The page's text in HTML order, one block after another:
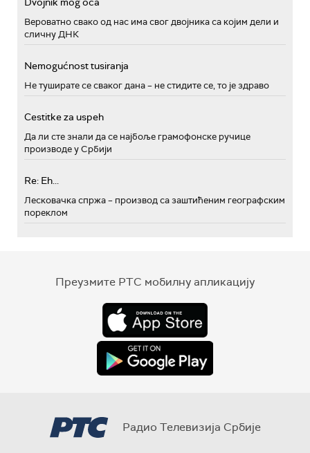
Вероватно свако од нас има свог двојника са којим дели и
сличну ДНК
Nemogućnost tusiranja
Не туширате се сваког дана – не стидите се, то је здраво
Cestitke za uspeh
Да ли сте знали да се најбоље грамофонске ручице
производе у Србији
Re: Eh...
Лесковачка спржа – производ са заштићеним географским
пореклом
Преузмите РТС мобилну апликацију
Радио Телевизија Србије